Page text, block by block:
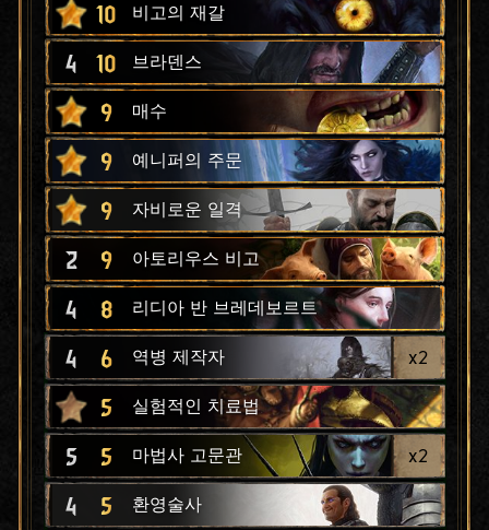
10 비고의 재갈
4 10 브라덴스
9 매수
9 예니퍼의 주문
9 자비로운 일격
2 9 아토리우스 비고
4 8 리디아 반 브레데보르트
4 6 역병 제작자 x2
5 실험적인 치료법
5 5 마법사 고문관 x2
4 5 환영술사